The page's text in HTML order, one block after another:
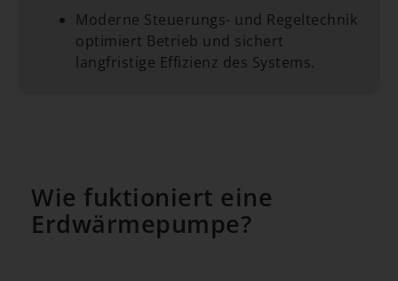
Moderne Steuerungs- und Regeltechnik
optimiert Betrieb und sichert
langfristige Effizienz des Systems.
Wie fuktioniert eine
Erdwärmepumpe?